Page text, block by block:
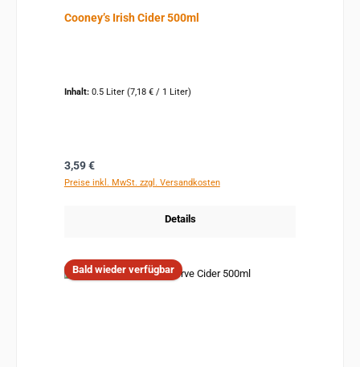
Cooney’s Irish Cider 500ml
Inhalt: 0.5 Liter (7,18 € / 1 Liter)
Regulärer Preis:
3,59 €
Preise inkl. MwSt. zzgl. Versandkosten
Details
Bald wieder verfügbar